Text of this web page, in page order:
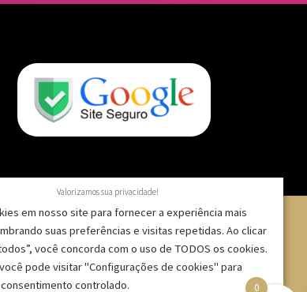
0001-52 |
0
Valorizamos sua privacidade!
em nosso site para fornecer a experiência mais
suas preferências e visitas repetidas. Ao clicar
você concorda com o uso de TODOS os cookies.
pode visitar "Configurações de cookies" para
controlado.